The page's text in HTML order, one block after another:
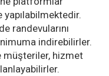
yapılabilmektedir.
randevularını
indirebilirler.
müşteriler, hizmet